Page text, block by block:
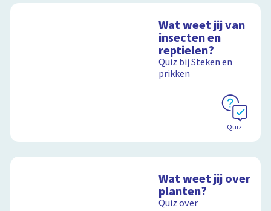
Wat weet jij van
insecten en
reptielen?
Quiz bij Steken en
prikken
Quiz
Wat weet jij over
planten?
Quiz over